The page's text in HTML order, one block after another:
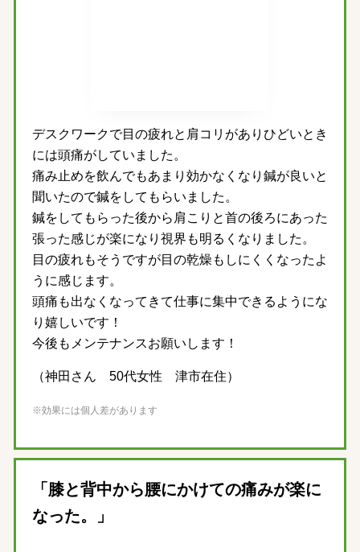
デスクワークで目の疲れと肩コリがありひどいとき
には頭痛がしていました。
痛み止めを飲んでもあまり効かなくなり鍼が良いと
聞いたので鍼をしてもらいました。
鍼をしてもらった後から肩こりと首の後ろにあった
張った感じが楽になり視界も明るくなりました。
目の疲れもそうですが目の乾燥もしにくくなったよ
うに感じます。
頭痛も出なくなってきて仕事に集中できるようにな
り嬉しいです！
今後もメンテナンスお願いします！
（神田さん 50代女性 津市在住）
※効果には個人差があります
「膝と背中から腰にかけての痛みが楽に
なった。」